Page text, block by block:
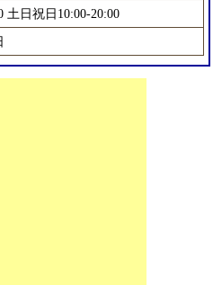
土日祝日10:00-20:00